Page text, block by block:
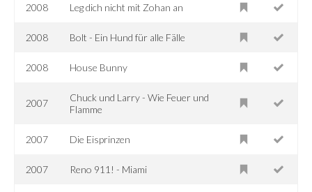
2008 Leg dich nicht mit Zohan an
2008 Bolt - Ein Hund für alle Fälle
2008 House Bunny
2007
Chuck und Larry - Wie Feuer und
Flamme
2007 Die Eisprinzen
2007 Reno 911! - Miami